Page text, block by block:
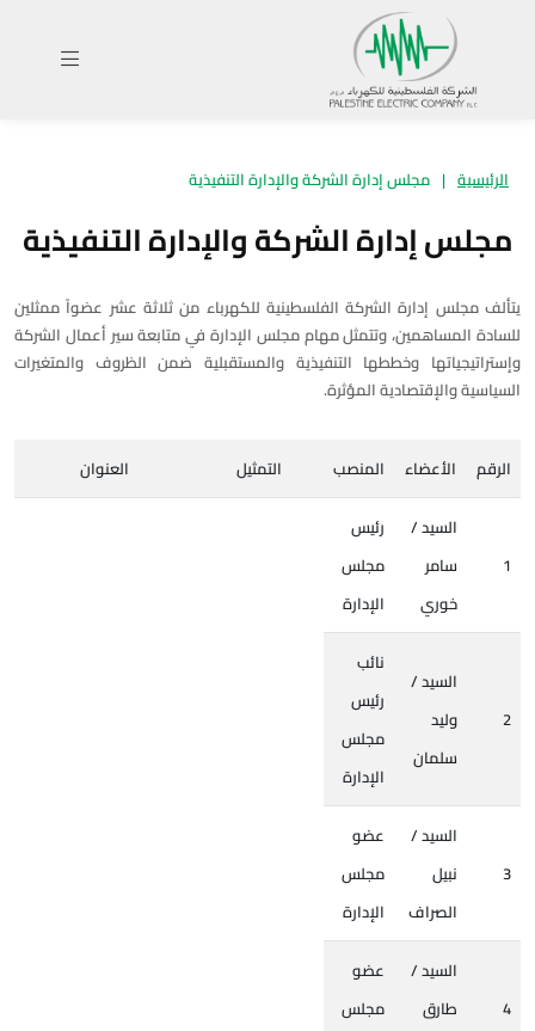
الرئيسية | مجلس إدارة الشركة والإدارة التنفيذية
مجلس إدارة الشركة والإدارة التنفيذية
يتألف مجلس إدارة الشركة الفلسطينية للكهرباء من ثلاثة عشر عضواً ممثلين
للسادة المساهمين، وتتمثل مهام مجلس الإدارة في متابعة سير أعمال الشركة
وإستراتيجياتها وخططها التنفيذية والمستقبلية ضمن الظروف والمتغيرات
السياسية والإقتصادية المؤثرة.
الرقم الأعضاء المنصب التمثيل العنوان
1
السيد /
سامر
خوري
رئيس
مجلس
الإدارة
2
السيد /
وليد
سلمان
نائب
رئيس
مجلس
الإدارة
3
السيد /
نبيل
الصراف
عضو
مجلس
الإدارة
4
السيد /
طارق
عضو
مجلس